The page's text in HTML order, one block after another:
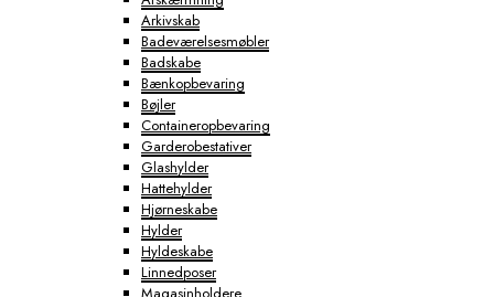
Arkivskab
Badeværelsesmøbler
Badskabe
Bænkopbevaring
Bøjler
Containeropbevaring
Garderobestativer
Glashylder
Hattehylder
Hjørneskabe
Hylder
Hyldeskabe
Linnedposer